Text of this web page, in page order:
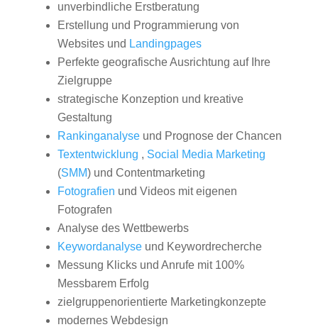
unverbindliche Erstberatung
Erstellung und Programmierung von
Websites und Landingpages
Perfekte geografische Ausrichtung auf Ihre
Zielgruppe
strategische Konzeption und kreative
Gestaltung
Rankinganalyseund Prognose der Chancen
Textentwicklung , Social Media Marketing
(SMM) und Contentmarketing
Fotografien und Videos mit eigenen
Fotografen
Analyse des Wettbewerbs
Keywordanalyseund Keywordrecherche
Messung Klicks und Anrufe mit 100%
Messbarem Erfolg
zielgruppenorientierte Marketingkonzepte
modernes Webdesign